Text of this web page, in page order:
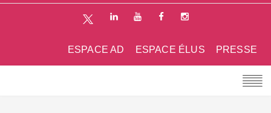
PRESSE
ESPACE ÉLUS
ESPACE AD